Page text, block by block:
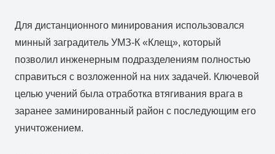
Для дистанционного минирования использовался
минный заградитель УМЗ-К «Клещ», который
позволил инженерным подразделениям полностью
справиться с возложенной на них задачей. Ключевой
целью учений была отработка втягивания врага в
заранее заминированный район с последующим его
уничтожением.